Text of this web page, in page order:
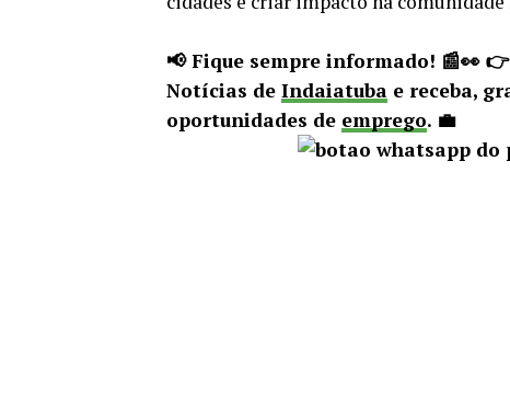
📢 Fique sempre informado! 📰👀
Notícias de Indaiatuba e receba,
oportunidades de emprego. 💼